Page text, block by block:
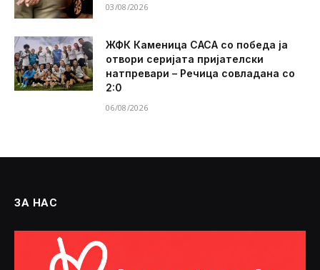
03/08/2026
ЖФК Каменица САСА со победа ја
отвори серијата пријателски
натпревари – Речица совладана со
2:0
06/08/2026
ЗА НАС